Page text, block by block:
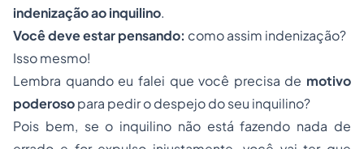
indenização ao inquilino.
Você deve estar pensando: como assim indenização?
Isso mesmo!
Lembra quando eu falei que você precisa de motivo
poderosopara pedir o despejo do seu inquilino?
Pois bem, se o inquilino não está fazendo nada de